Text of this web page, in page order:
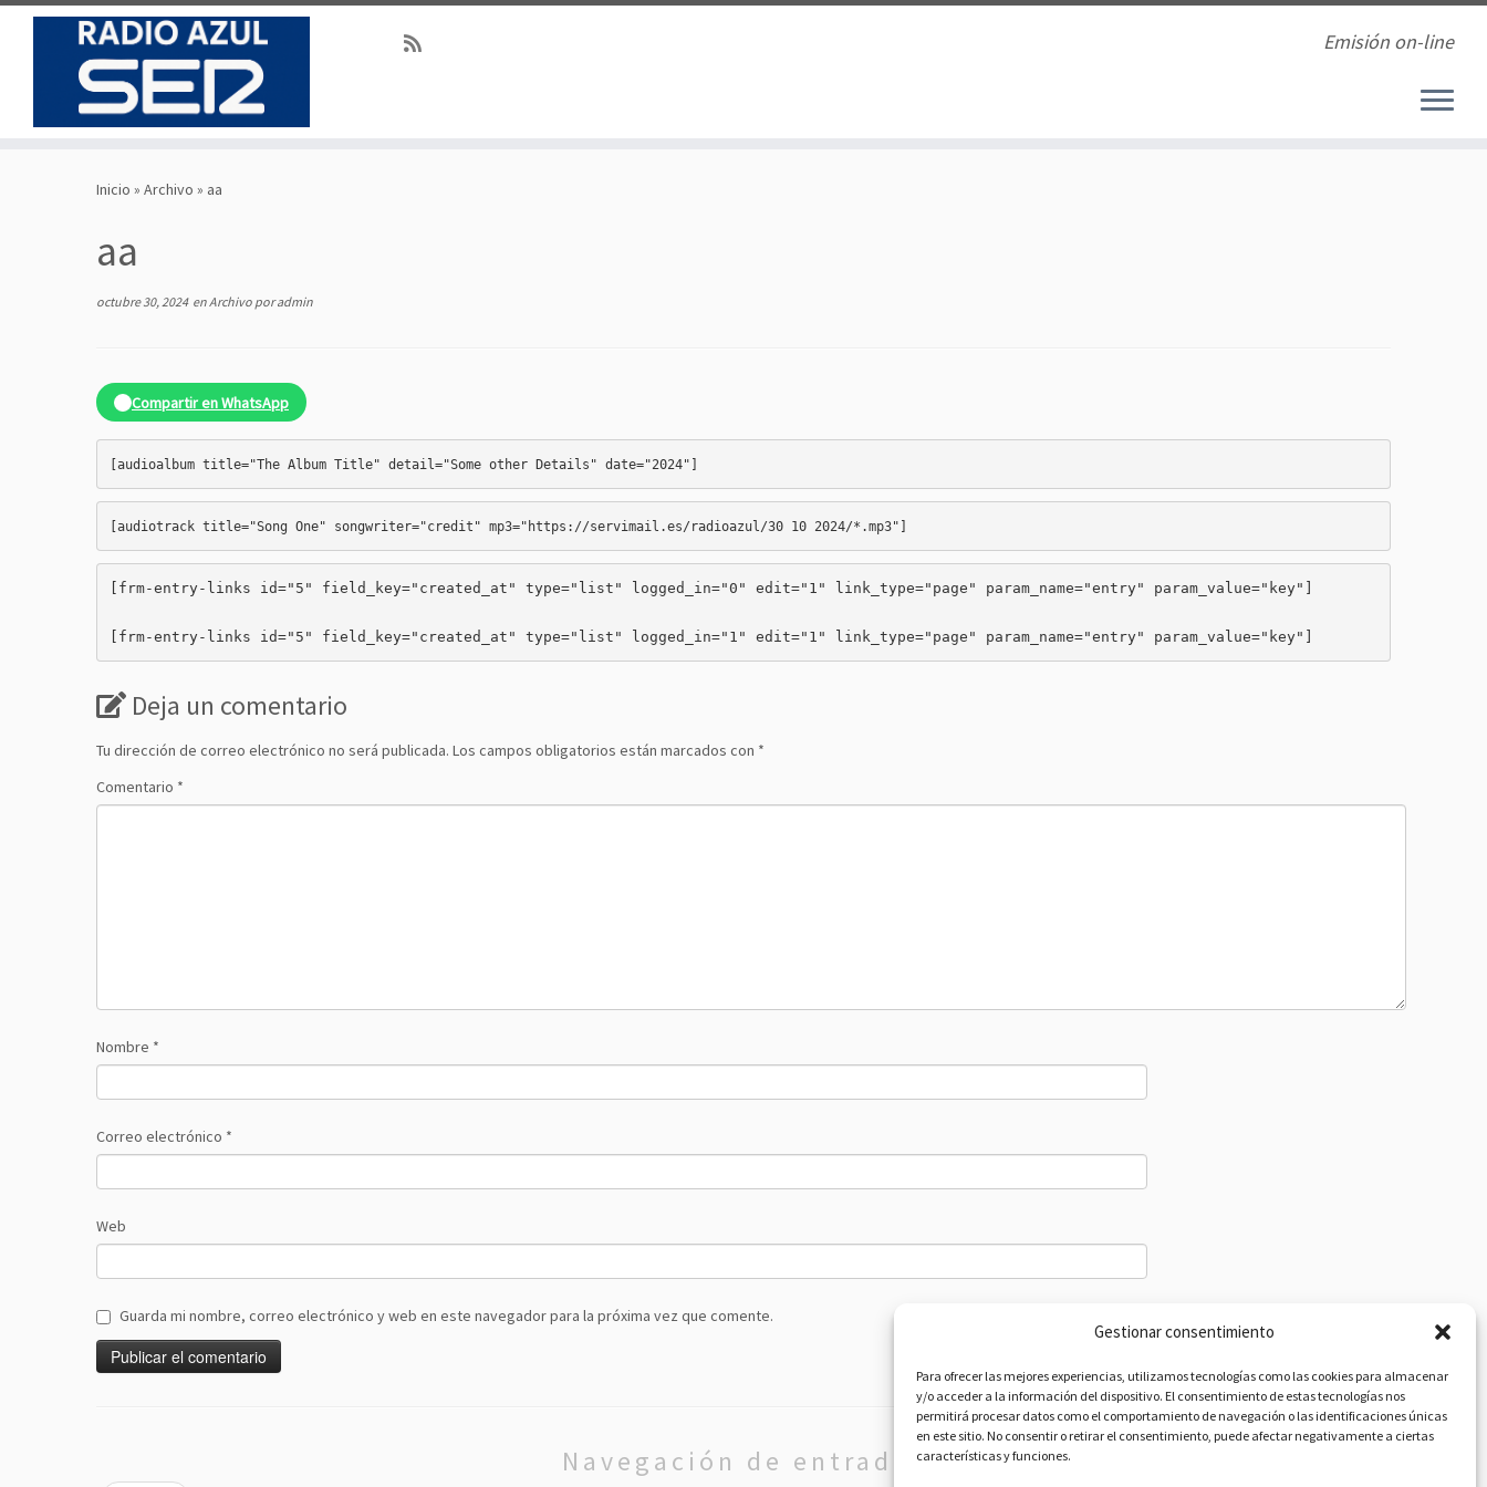
Gestionar consentimiento
Para ofrecer las mejores experiencias, utilizamos tecnologías como las cookies para almacenar
y/o acceder a la información del dispositivo. El consentimiento de estas tecnologías nos
permitirá procesar datos como el comportamiento de navegación o las identificaciones únicas
en este sitio. No consentir o retirar el consentimiento, puede afectar negativamente a ciertas
características y funciones.
Emisión on-line
Inicio » Archivo » aa
aa
octubre 30, 2024enArchivo poradmin
Compartir en WhatsApp
[audiotrack title="Song One" songwriter="credit" mp3="https://servimail.es/radioazul/30 10 2024/*.mp3
[frm-entry-links id="5" field_key="created_at" type="list" logged_in="0" edit="1" link_type="page" param_name="entry" param_value="key"]
[frm-entry-links id="5" field_key="created_at" type="list" logged_in="1" edit="1" link_type="page" param_name="entry" param_value="key"]
Deja un comentario
Tu dirección de correo electrónico no será publicada. Los campos obligatorios están marcados con *
Comentario *
Nombre *
Correo electrónico *
Web
Guarda mi nombre, correo electrónico y web en este navegador para la próxima vez que comente.
Navegación de entradas